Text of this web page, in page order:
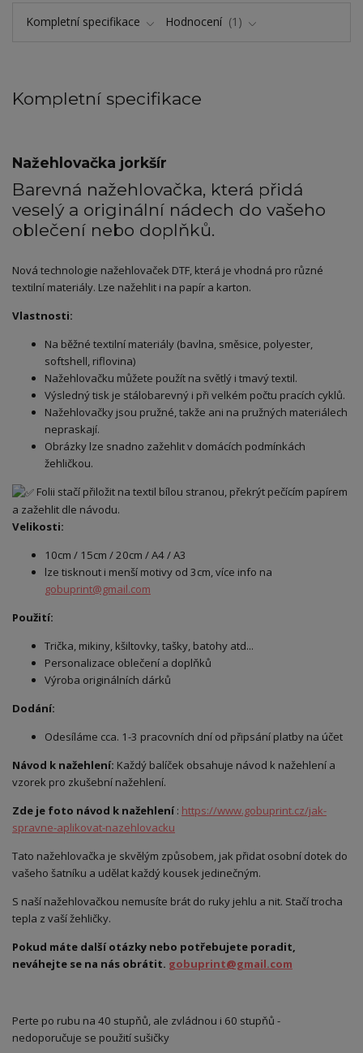
Kompletní specifikace Hodnocení 1
Kompletní specifikace
Nažehlovačka jorkšír
Barevná nažehlovačka, která přidá
veselý a originální nádech do vašeho
oblečení nebo doplňků.
Nová technologie nažehlovaček DTF, která je vhodná pro různé
textilní materiály. Lze nažehlit i na papír a karton.
Vlastnosti:
Na běžné textilní materiály (bavlna, směsice, polyester,
softshell, riflovina)
Nažehlovačku můžete použít na světlý i tmavý textil.
Výsledný tisk je stálobarevný i při velkém počtu pracích cyklů.
Nažehlovačky jsou pružné, takže ani na pružných materiálech
nepraskají.
Obrázky lze snadno zažehlit v domácích podmínkách
žehličkou.
Folii stačí přiložit na textil bílou stranou, překrýt pečícím papírem
a zažehlit dle návodu.
Velikosti:
10cm / 15cm / 20cm / A4 / A3
lze tisknout i menší motivy od 3cm, více info na
gobuprint@gmail.com
Použití:
Trička, mikiny, kšiltovky, tašky, batohy atd...
Personalizace oblečení a doplňků
Výroba originálních dárků
Dodání:
Odesíláme cca. 1-3 pracovních dní od připsání platby na účet
Návod k nažehlení: Každý balíček obsahuje návod k nažehlení a
vzorek pro zkušební nažehlení.
Zde je foto návod k nažehlení: https://www.gobuprint.cz/jak-
spravne-aplikovat-nazehlovacku
Tato nažehlovačka je skvělým způsobem, jak přidat osobní dotek do
vašeho šatníku a udělat každý kousek jedinečným.
S naší nažehlovačkou nemusíte brát do ruky jehlu a nit. Stačí trocha
tepla z vaší žehličky.
Pokud máte další otázky nebo potřebujete poradit,
neváhejte se na nás obrátit. gobuprint@gmail.com
Perte po rubu na 40 stupňů, ale zvládnou i 60 stupňů -
nedoporučuje se použití sušičky